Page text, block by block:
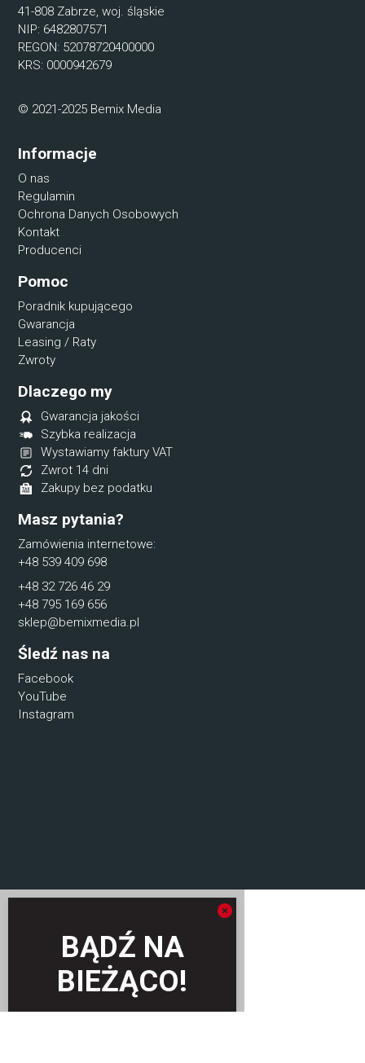
41-808 Zabrze, woj. śląskie
NIP: 6482807571
REGON: 52078720400000
KRS: 0000942679
© 2021-2025 Bemix Media
Informacje
O nas
Regulamin
Ochrona Danych Osobowych
Kontakt
Producenci
Pomoc
Poradnik kupującego
Gwarancja
Leasing / Raty
Zwroty
Dlaczego my
Gwarancja jakości
Szybka realizacja
Wystawiamy faktury VAT
Zwrot 14 dni
Zakupy bez podatku
Masz pytania?
Zamówienia internetowe:
+48 539 409 698
+48 32 726 46 29
+48 795 169 656
sklep@bemixmedia.pl
Śledź nas na
Facebook
YouTube
Instagram